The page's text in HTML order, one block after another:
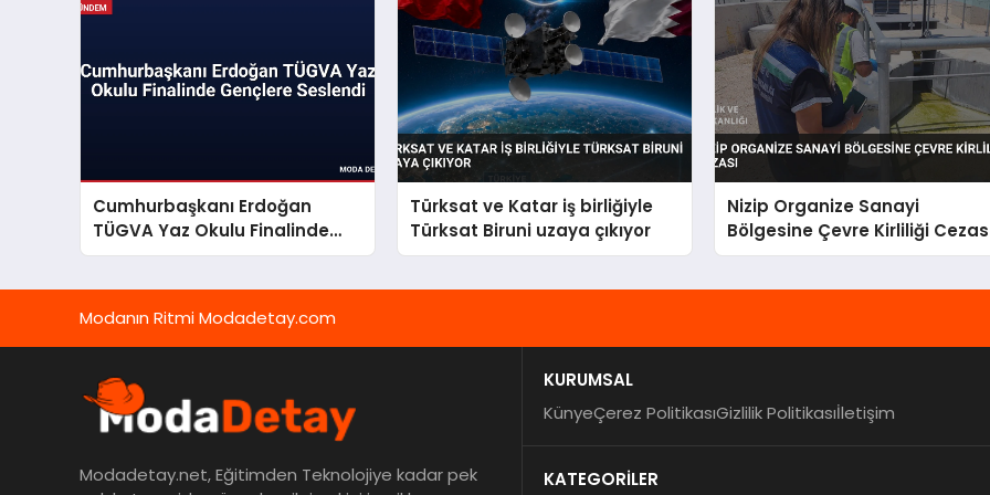
Cumhurbaşkanı Erdoğan
TÜGVA Yaz Okulu Finalinde
Gençlere Seslendi
Türksat ve Katar iş birliğiyle
Türksat Biruni uzaya çıkıyor
Nizip Organize Sanayi
Bölgesine Çevre Kirliliği
Modanın Ritmi Modadetay.com
Modadetay.net, Eğitimden Teknolojiye kadar pek
KURUMSAL
KünyeÇerez PolitikasıGizlilik Politikasıİletişim
KATEGORİLER